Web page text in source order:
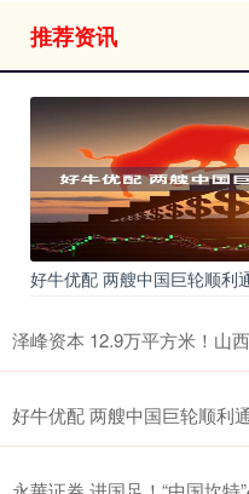
推荐资讯
好牛优配 两艘中国巨轮顺利
泽峰资本 12.9万平方米！山
好牛优配 两艘中国巨轮顺利